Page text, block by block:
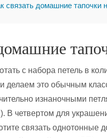
связать домашние тапочки
с набора петель в
делаем это обычным
изнаночными
четвертом для
связать однотонные